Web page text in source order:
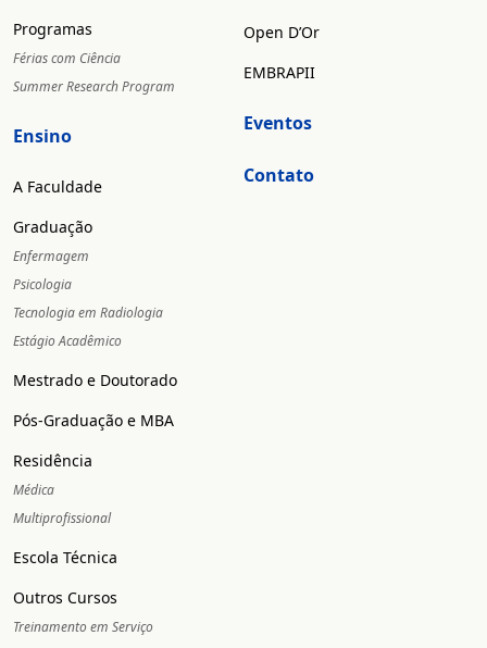
Programas
Férias com Ciência
Summer Research Program
Ensino
A Faculdade
Graduação
Enfermagem
Psicologia
Tecnologia em Radiologia
Estágio Acadêmico
Mestrado e Doutorado
Pós-Graduação e MBA
Residência
Médica
Multiprofissional
Escola Técnica
Outros Cursos
Treinamento em Serviço
Open D’Or
EMBRAPII
Eventos
Contato